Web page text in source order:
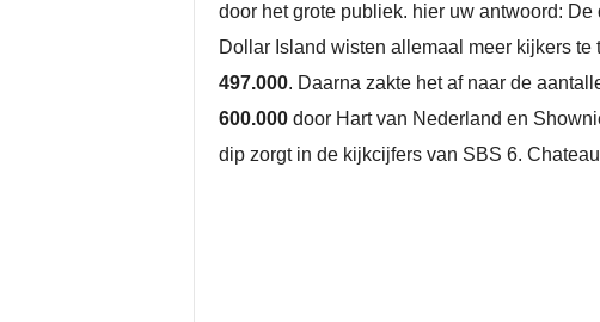
door het grote publiek. hier uw antwoord:
Dollar Island wisten allemaal meer kijkers
497.000. Daarna zakte het af naar de
600.000 door Hart van Nederland en
dip zorgt in de kijkcijfers van SBS 6.